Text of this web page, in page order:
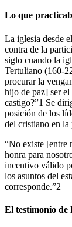
Lo que
La iglesia desde
contra de la
siglo cuando la
Tertuliano (160-
procurar la
hijo de paz] ser el
castigo?”1 Se
posición de los
del cristiano en
“No existe [entre
honra para
incentivo válido
los asuntos del
corresponde.”2
El testimonio de